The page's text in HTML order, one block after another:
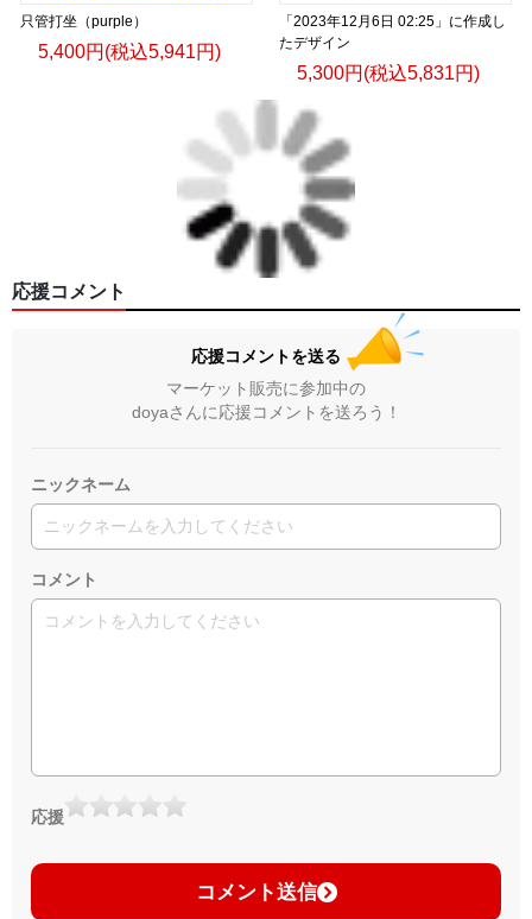
只管打坐（purple）
5,400円(税込5,941円)
「2023年12月6日 02:25」に作成し
たデザイン
5,300円(税込5,831円)
応援コメント
応援コメントを送る
マーケット販売に参加中の
doyaさんに応援コメントを送ろう！
ニックネーム
コメント
応援
コメント送信